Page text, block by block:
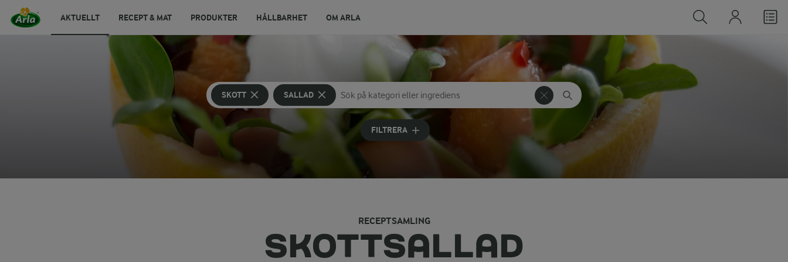
AKTUELLT RECEPT & MAT PRODUKTER HÅLLBARHET OM ARLA
SKOTT SALLAD
Sök på kategori eller ingrediens
Skriv in sökord för att få förslag
FILTRERA
RECEPTSAMLING
SKOTTSALLAD